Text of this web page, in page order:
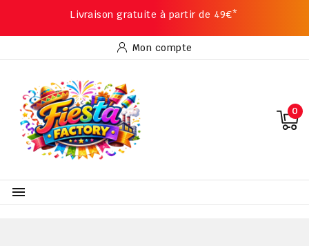
Livraison gratuite à partir de 49€*
Mon compte
0
